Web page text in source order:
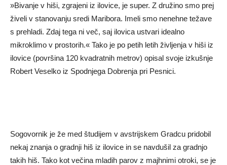
»Bivanje v hiši, zgrajeni iz ilovice, je super. Z družino smo prej
živeli v stanovanju sredi Maribora. Imeli smo nenehne težave
s prehladi. Zdaj tega ni več, saj ilovica ustvari idealno
mikroklimo v prostorih.« Tako je po petih letih življenja v hiši iz
ilovice (površina 120 kvadratnih metrov) opisal svoje izkušnje
Robert Veselko iz Spodnjega Dobrenja pri Pesnici.
Sogovornik je že med študijem v avstrijskem Gradcu pridobil
nekaj znanja o gradnji hiš iz ilovice in se navdušil za gradnjo
takih hiš. Tako kot večina mladih parov z majhnimi otroki, se je